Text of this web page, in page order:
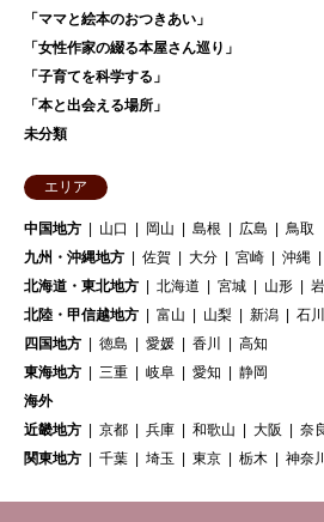
「ママと絵本のおつきあい」
「女性作家の綴る本屋さん巡り」
「子育てを科学する」
「本と出会える場所」
未分類
エリア
中国地方 山口 岡山 島根 広島
鳥取
九州・沖縄地方
佐賀 大分 宮崎 沖縄
北海道・東北地方
北海道 宮城 山形
北陸・甲信越地方
富山 山梨 新潟 石川
四国地方
徳島 愛媛 香川
高知
東海地方
三重 岐阜 愛知
静岡
海外
近畿地方
京都 兵庫 和歌山 大阪 奈
関東地方
千葉 埼玉 東京 栃木 神奈川